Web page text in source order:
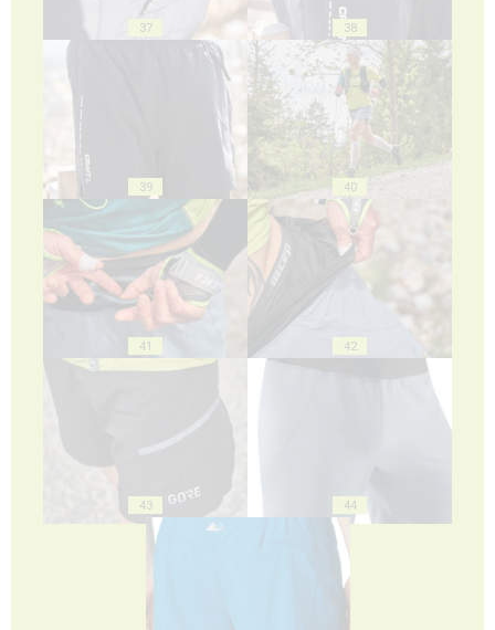
37 38
39 40
41 42
43 44